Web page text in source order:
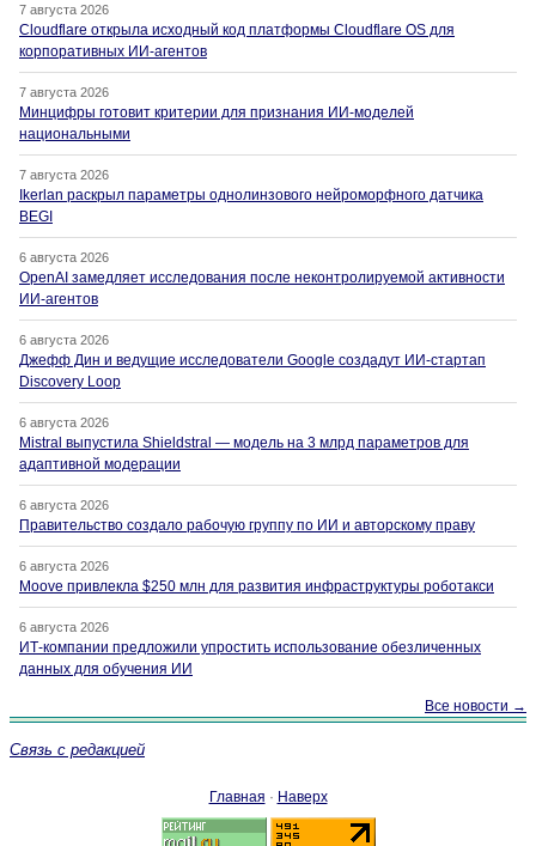
7 августа 2026
Cloudflare открыла исходный код платформы Cloudflare OS для
корпоративных ИИ-агентов
7 августа 2026
Минцифры готовит критерии для признания ИИ-моделей
национальными
7 августа 2026
Ikerlan раскрыл параметры однолинзового нейроморфного датчика
BEGI
6 августа 2026
OpenAI замедляет исследования после неконтролируемой активности
ИИ-агентов
6 августа 2026
Джефф Дин и ведущие исследователи Google создадут ИИ-стартап
Discovery Loop
6 августа 2026
Mistral выпустила Shieldstral — модель на 3 млрд параметров для
адаптивной модерации
6 августа 2026
Правительство создало рабочую группу по ИИ и авторскому праву
6 августа 2026
Moove привлекла $250 млн для развития инфраструктуры роботакси
6 августа 2026
ИТ-компании предложили упростить использование обезличенных
данных для обучения ИИ
Все новости →
Связь с редакцией
Главная · Наверх